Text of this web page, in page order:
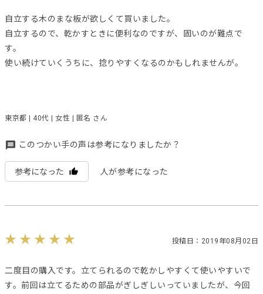
自立する木のまな板が欲しくて買いました。
自立するので、乾かすときに便利なのですが、固いのが難点で
す。
使い続けていくうちに、捻りやすくなるのかもしれませんが。
東京都 | 40代 | 女性 | 匿名 さん
このつかい手の声は参考になりましたか？
参考になった 人が参考になった
投稿日：2019年08月02日
二度目の購入です。立てられるので乾かしやすくて使いやすいで
す。前回は立てるための部品がぎしぎしいっていましたが、今回